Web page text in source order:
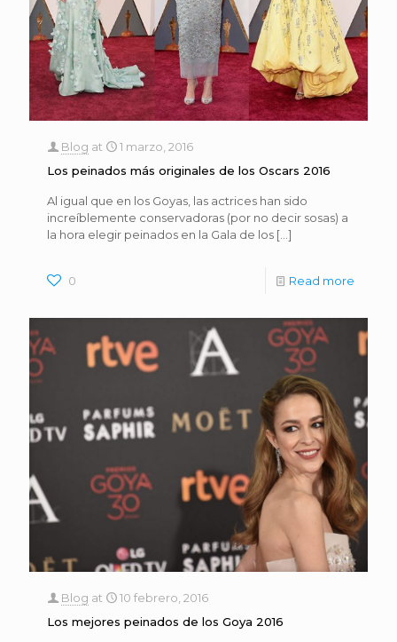
Blog at
1 marzo, 2016
Los peinados más originales de los Oscars 2016
Al igual que en los Goyas, las actrices han sido
increíblemente conservadoras (por no decir sosas) a
la hora elegir peinados en la Gala de los […]
0 Read more
Blog at
10 febrero, 2016
Los mejores peinados de los Goya 2016